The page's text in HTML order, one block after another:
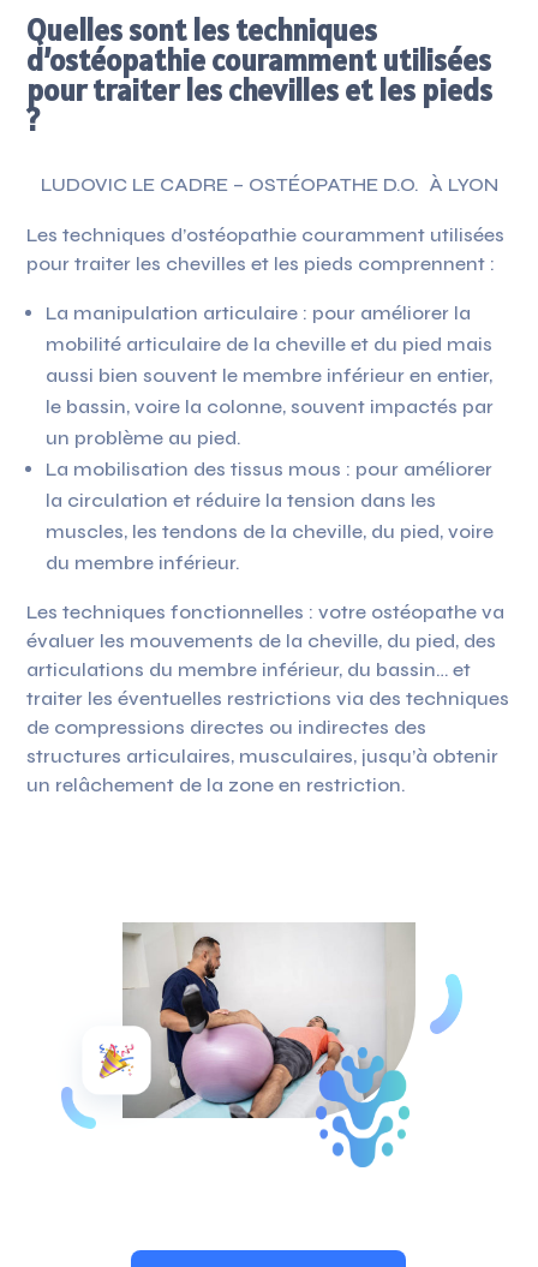
Quelles sont les techniques
d’ostéopathie couramment utilisées
pour traiter les chevilles et les pieds
?
LUDOVIC LE CADRE – OSTÉOPATHE D.O. À LYON
Les techniques d’ostéopathie couramment utilisées
pour traiter les chevilles et les pieds comprennent :
La manipulation articulaire : pour améliorer la
mobilité articulaire de la cheville et du pied mais
aussi bien souvent le membre inférieur en entier,
le bassin, voire la colonne, souvent impactés par
un problème au pied.
La mobilisation des tissus mous : pour améliorer
la circulation et réduire la tension dans les
muscles, les tendons de la cheville, du pied, voire
du membre inférieur.
Les techniques fonctionnelles : votre ostéopathe va
évaluer les mouvements de la cheville, du pied, des
articulations du membre inférieur, du bassin… et
traiter les éventuelles restrictions via des techniques
de compressions directes ou indirectes des
structures articulaires, musculaires, jusqu’à obtenir
un relâchement de la zone en restriction.